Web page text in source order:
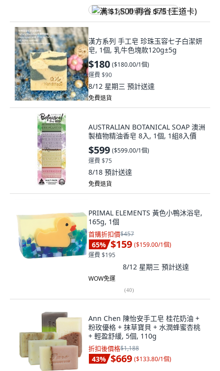
满 $1,500 再省 $75 (王道卡)
漢方系列 手工皂 珍珠玉容七子白潔妍
皂, 1個, 乳牛色塊款120g±5g
$180 ($180.00/1個)
運費 $90
8/12 星期三 預計送達
免費退貨
AUSTRALIAN BOTANICAL SOAP 澳洲
製植物精油香皂 8入, 1個, 1組8入價
$599 ($599.00/1個)
運費 $75
8/18 預計送達
免費退貨
PRIMAL ELEMENTS 黃色小鴨沐浴皂,
165g, 1個
首購折扣價$457
65% $159 ($159.00/1個)
運費 $195
8/12 星期三 預計送達
WOW免運
(40)
Ann Chen 陳怡安手工皂 桂花奶油 +
粉玫優格 + 抹草寶貝 + 水潤蜂蜜杏桃
+ 輕盈舒緩, 5個, 110g
折扣後價格$1,188
43% $669 ($133.80/1個)